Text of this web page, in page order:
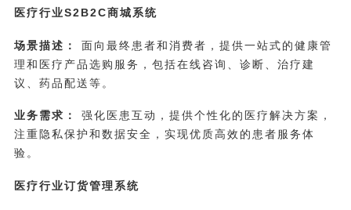
医疗行业S2B2C商城系统
场景描述：
面向最终患者和消费者，提供一站式的健康管
理和医疗产品选购服务，包括在线咨询、诊断、治疗建
议、药品配送等。
业务需求： 强化医患互动，提供个性化的医疗解决方案，
注重隐私保护和数据安全，实现优质高效的患者服务体
验。
医疗行业订货管理系统